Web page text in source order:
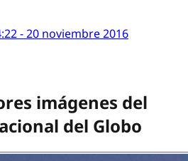
- 20 noviembre 2016
imágenes del
del Globo